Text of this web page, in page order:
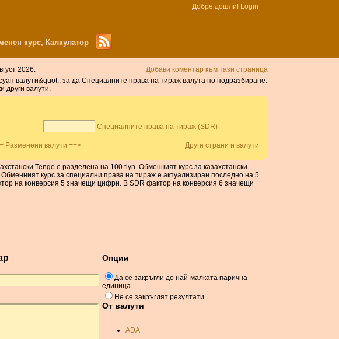
Добре дошли! Login
курс, Калкулатор
Добави коментар към тази страница
2026.
валути&quot;, за да Специалните права на тираж валута по подразбиране.
други валути.
Специалните права на тираж (SDR)
Разменени валути ==> Други страни и валути
Tenge е разделена на 100 tiyn. Обменният курс за казахстански
курс за специални права на тираж е актуализиран последно на 5
на конверсия 5 значещи цифри. В SDR фактор на конверсия 6 значещи
Опции
Да се ​​закръгли до най-малката парична
единица.
Не се закръглят резултати.
От валути
ADA